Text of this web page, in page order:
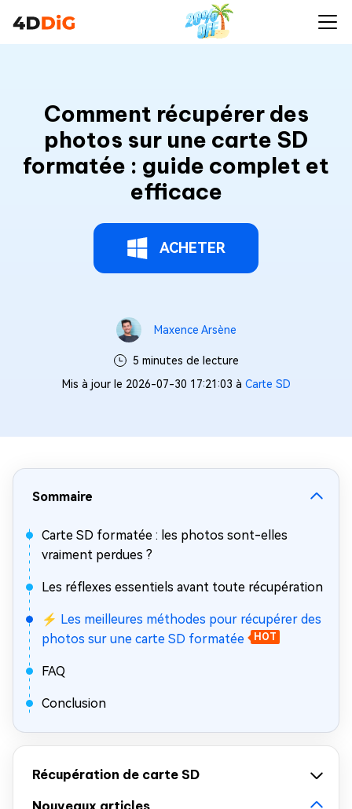
Comment récupérer des
photos sur une carte SD
formatée : guide complet et
efficace
ACHETER
Maxence Arsène
5 minutes de lecture
Mis à jour le 2026-07-30 17:21:03 à Carte SD
Sommaire
Carte SD formatée : les photos sont-elles
vraiment perdues ?
Les réflexes essentiels avant toute récupération
⚡ Les meilleures méthodes pour récupérer des
photos sur une carte SD formatée
HOT
FAQ
Conclusion
Récupération de carte SD
Nouveaux articles